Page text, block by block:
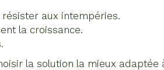
aux intempéries.
la croissance.
la solution la mieux adaptée